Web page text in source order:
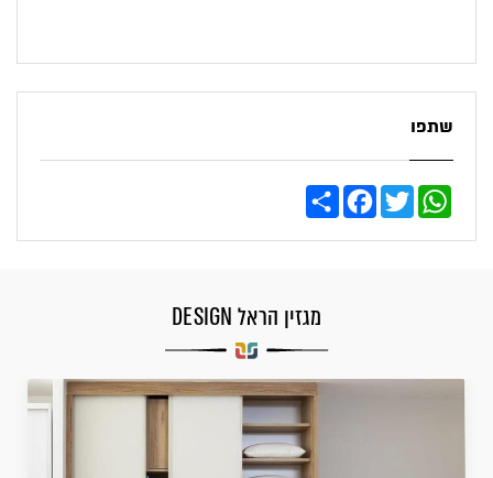
שתפו
Share
FacebookTwitter
WhatsApp
מגזין הראל DESIGN